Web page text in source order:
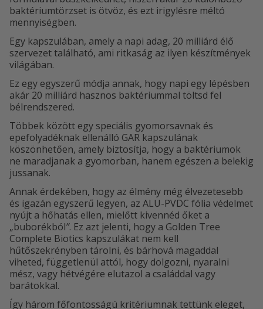
baktériumtörzset is ötvöz, és ezt irigylésre méltó
mennyiségben.
Egy kapszulában, amely a napi adag, 20 milliárd élő
szervezet található, ami ritkaság az ilyen készítmények
világában.
Ez egy egyszerű módja annak, hogy napi egy lépésben
akár 20 milliárd hasznos baktériummal töltsd fel
bélrendszered.
Többek között egy speciális gyomorsavnak és
epefolyadéknak ellenálló GAR kapszulának
köszönhetően, amely biztosítja, hogy a baktériumok
ne maradjanak a gyomorban, hanem egészen a belekig
jussanak.
Annak érdekében, hogy az élmény még élvezetesebb
és igazán egyszerű legyen, az ALU-PVDC fólia védelmet
nyújt a hőhatás ellen, mielőtt kivennéd őket a
„buborékból”. Ez azt jelenti, hogy a Golden Tree
Complete Biotics kapszulákat nem kell
hűtőszekrényben tárolni, és bárhová magaddal
viheted, függetlenül attól, hogy dolgozni, nyaralni
mész, vagy hétvégére elutazol a családdal vagy
barátokkal.
Így három főfontosságú kritériumnak tettünk eleget,